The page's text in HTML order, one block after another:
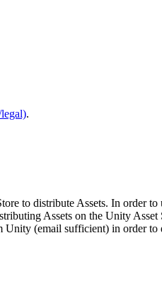
.
to distribute Assets. In order to
Assets on the Unity
(email sufficient) in order to